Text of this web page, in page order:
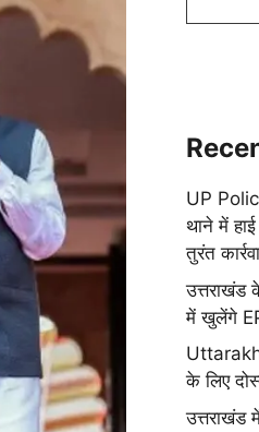
UP
थाने में
तुरंत
उत्तराखंड
में खुलेंगे
के लिए
उत्तराखंड